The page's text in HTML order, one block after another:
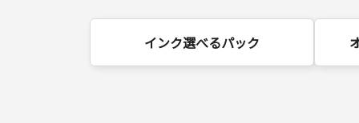
インク選べるパック